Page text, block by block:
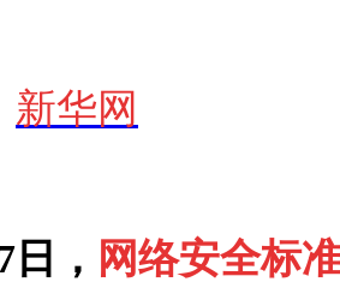
新华网
， 网络安全标